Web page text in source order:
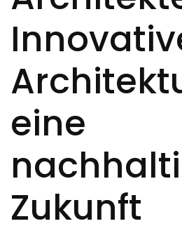
eine
Zukunft